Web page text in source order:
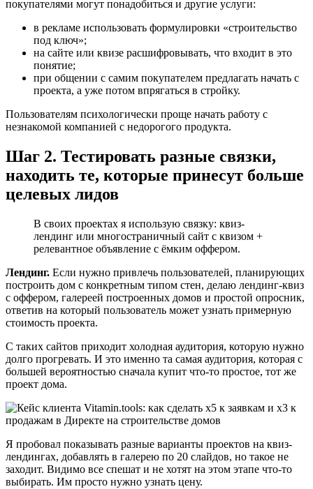
покупателями могут понадобиться и другие услуги:
в рекламе использовать формулировки «строительство
под ключ»;
на сайте или квизе расшифровывать, что входит в это
понятие;
при общении с самим покупателем предлагать начать с
проекта, а уже потом впрягаться в стройку.
Пользователям психологически проще начать работу с
незнакомой компанией с недорогого продукта.
Шаг 2. Тестировать разные связки,
находить те, которые принесут больше
целевых лидов
В своих проектах я использую связку: квиз-
лендинг или многостраничный сайт с квизом +
релевантное объявление с ёмким оффером.
Лендинг. Если нужно привлечь пользователей, планирующих
построить дом с конкретным типом стен, делаю лендинг-квиз
с оффером, галереей построенных домов и простой опросник,
ответив на который пользователь может узнать примерную
стоимость проекта.
С таких сайтов приходит холодная аудитория, которую нужно
долго прогревать. И это именно та самая аудитория, которая с
большей вероятностью сначала купит что-то простое, тот же
проект дома.
Я пробовал показывать разные варианты проектов на квиз-
лендингах, добавлять в галерею по 20 слайдов, но такое не
заходит. Видимо все спешат и не хотят на этом этапе что-то
выбирать. Им просто нужно узнать цену.